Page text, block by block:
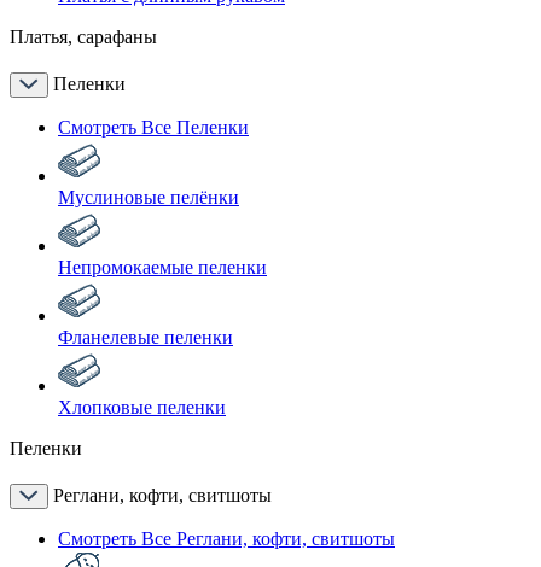
Платья, сарафаны
Пеленки
Смотреть Все Пеленки
Муслиновые пелёнки
Непромокаемые пеленки
Фланелевые пеленки
Хлопковые пеленки
Пеленки
Реглани, кофти, свитшоты
Смотреть Все Реглани, кофти, свитшоты